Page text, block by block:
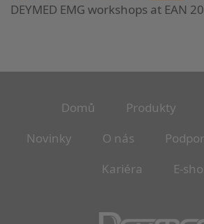
DEYMED EMG workshops at EAN
Domů Produkty
Novinky
O nás
Kariéra
E-